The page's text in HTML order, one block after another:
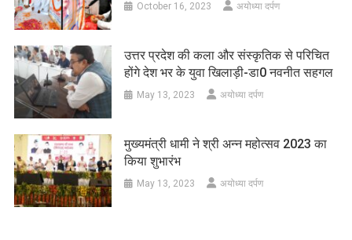
October 16, 2023 अयोध्या दर्पण
उत्तर प्रदेश की कला और संस्कृतिक से परिचित
होंगे देश भर के युवा खिलाड़ी-डा0 नवनीत सहगल
May 13, 2023 अयोध्या दर्पण
मुख्यमंत्री धामी ने श्री अन्न महोत्सव 2023 का
किया शुभारंभ
May 13, 2023 अयोध्या दर्पण